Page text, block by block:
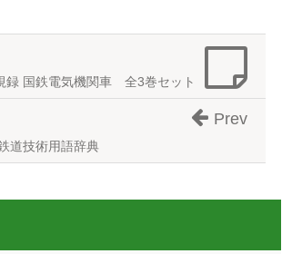
録 国鉄電気機関車 全3巻セット
道技術用語辞典
Prev